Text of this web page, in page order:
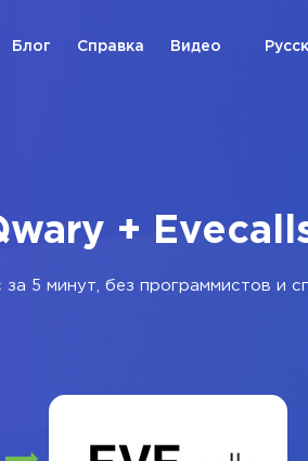
Блог Справка Видео
+
5 минут, без программистов и